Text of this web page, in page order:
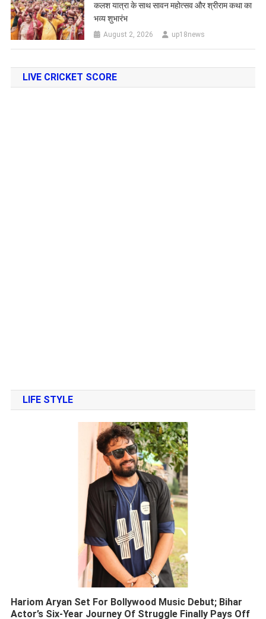
कलश यात्रा के साथ सावन महोत्सव और श्रीराम कथा का
भव्य शुभारंभ
August 2, 2026 up18news
LIVE CRICKET SCORE
LIFE STYLE
Hariom Aryan Set For Bollywood Music Debut; Bihar
Actor’s Six-Year Journey Of Struggle Finally Pays Off